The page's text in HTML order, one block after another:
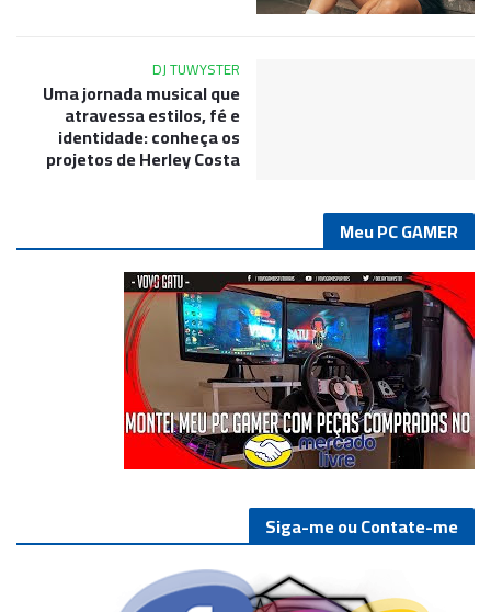
DJ TUWYSTER
Uma jornada musical que
atravessa estilos, fé e
identidade: conheça os
projetos de Herley Costa
Meu PC GAMER
Siga-me ou Contate-me